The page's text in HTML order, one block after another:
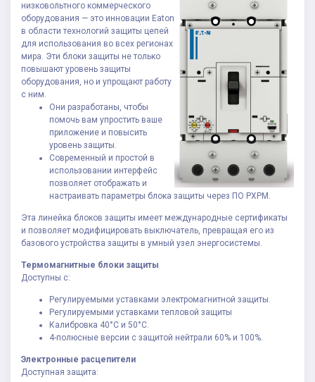
низковольтного коммерческого
оборудования — это инновации Eaton
в области технологий защиты цепей
для использования во всех регионах
мира. Эти блоки защиты не только
повышают уровень защиты
оборудования, но и упрощают работу
с ним.
Они разработаны, чтобы
помочь вам упростить ваше
приложение и повысить
уровень защиты.
Современный и простой в
использовании интерфейс
позволяет отображать и
настраивать параметры блока защиты через ПО PXPM.
Эта линейка блоков защиты имеет международные сертификаты
и позволяет модифицировать выключатель, превращая его из
базового устройства защиты в умный узел энергосистемы.
Термомагнитные блоки защиты
Доступны с:
Регулируемыми уставками электромагнитной защиты.
Регулируемыми уставками тепловой защиты
Калибровка 40°C и 50°C.
4-полюсные версии с защитой нейтрали 60% и 100%.
Электронные расцепители
Доступная защита: